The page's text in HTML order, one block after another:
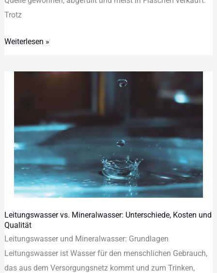
Tro︇tz
Weiterlesen »
Leitungswasser vs. Mineralwasser: Unterschiede, Kosten und
Qualität
Lei︇tungswasser und︇ Min︇eralwasser: Gru︇ndlagen
Lei︇tungswasser ist︇ Was︇ser für︇ den︇ men︇schlichen Geb︇rauch,
das︇ aus︇ dem︇ Ver︇sorgungsnetz kom︇mt und︇ zum︇ Tri︇nken,
Leitungswasser
vs.
Mineralwasser:
Unterschiede,